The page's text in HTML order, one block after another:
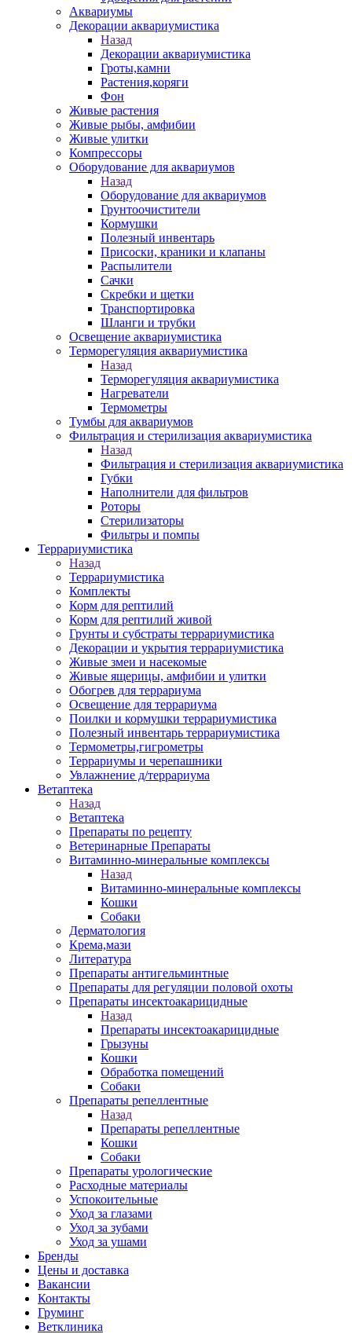
Аквариумы
Декорации аквариумистика
Назад
Декорации аквариумистика
Гроты,камни
Растения,коряги
Фон
Живые растения
Живые рыбы, амфибии
Живые улитки
Компрессоры
Оборудование для аквариумов
Назад
Оборудование для аквариумов
Грунтоочистители
Кормушки
Полезный инвентарь
Присоски, краники и клапаны
Распылители
Сачки
Скребки и щетки
Транспортировка
Шланги и трубки
Освещение аквариумистика
Терморегуляция аквариумистика
Назад
Терморегуляция аквариумистика
Нагреватели
Термометры
Тумбы для аквариумов
Фильтрация и стерилизация аквариумистика
Назад
Фильтрация и стерилизация аквариумистика
Губки
Наполнители для фильтров
Роторы
Стерилизаторы
Фильтры и помпы
Террариумистика
Назад
Террариумистика
Комплекты
Корм для рептилий
Корм для рептилий живой
Грунты и субстраты террариумистика
Декорации и укрытия террариумистика
Живые змеи и насекомые
Живые ящерицы, амфибии и улитки
Обогрев для террариума
Освещение для террариума
Поилки и кормушки террариумистика
Полезный инвентарь террариумистика
Термометры,гигрометры
Террариумы и черепашники
Увлажнение д/террариума
Ветаптека
Назад
Ветаптека
Препараты по рецепту
Ветеринарные Препараты
Витаминно-минеральные комплексы
Назад
Витаминно-минеральные комплексы
Кошки
Собаки
Дерматология
Крема,мази
Литература
Препараты антигельминтные
Препараты для регуляции половой охоты
Препараты инсектоакарицидные
Назад
Препараты инсектоакарицидные
Грызуны
Кошки
Обработка помещений
Собаки
Препараты репеллентные
Назад
Препараты репеллентные
Кошки
Собаки
Препараты урологические
Расходные материалы
Успокоительные
Уход за глазами
Уход за зубами
Уход за ушами
Бренды
Цены и доставка
Вакансии
Контакты
Груминг
Ветклиника